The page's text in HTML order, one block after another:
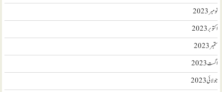
نومبر 2023
اکتوبر 2023
ستمبر 2023
اگست 2023
جولائی 2023